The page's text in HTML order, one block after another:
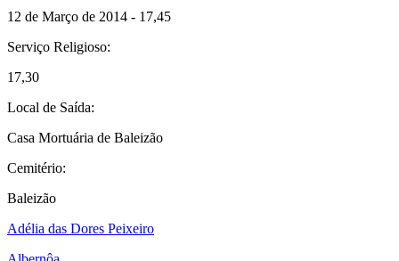
12 de Março de 2014 - 17,45
Serviço Religioso:
17,30
Local de Saída:
Casa Mortuária de Baleizão
Cemitério:
Baleizão
Adélia das Dores Peixeiro